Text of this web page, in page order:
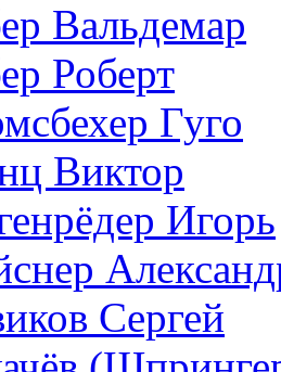
Вальдемар
Роберт
Гуго
Виктор
Игорь
Сергей